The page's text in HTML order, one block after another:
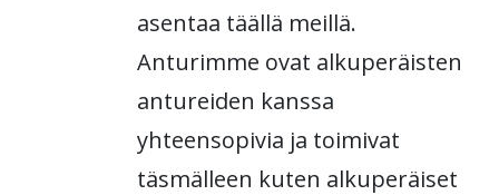
asentaa täällä meillä.
Anturimme ovat alkuperäisten
antureiden kanssa
yhteensopivia ja toimivat
täsmälleen kuten alkuperäiset